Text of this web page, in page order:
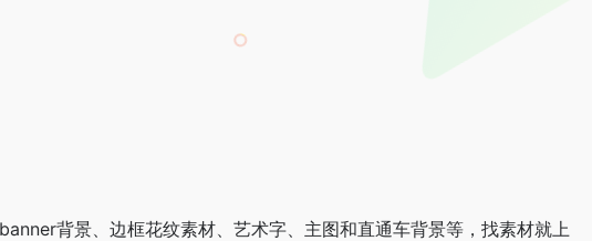
背景、边框花纹素材、艺术字、主图和直通车背景等，找素材就上